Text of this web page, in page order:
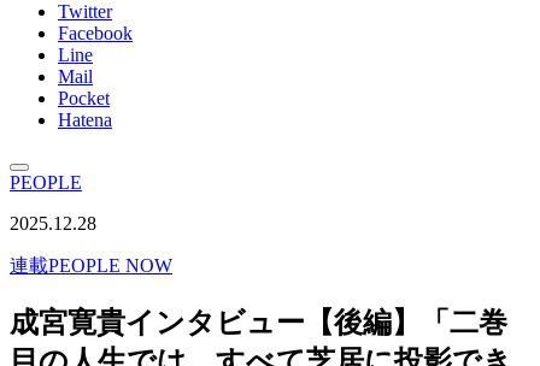
Twitter
Facebook
Line
Mail
Pocket
Hatena
PEOPLE
2025.12.28
連載PEOPLE NOW
成宮寛貴インタビュー【後編】「二巻